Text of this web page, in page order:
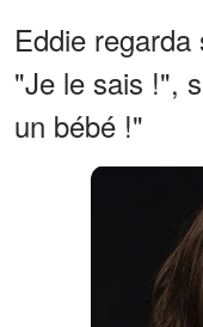
Eddie
"Je le sais !",
un bébé !"